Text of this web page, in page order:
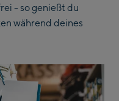
- so genießt du
während deines